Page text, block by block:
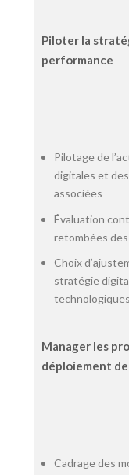
Piloter la
performance
Pilotage de
digitales et
associées
Évaluation
retombées
Choix
stratégie
Manager les
déploiement
Cadrage des